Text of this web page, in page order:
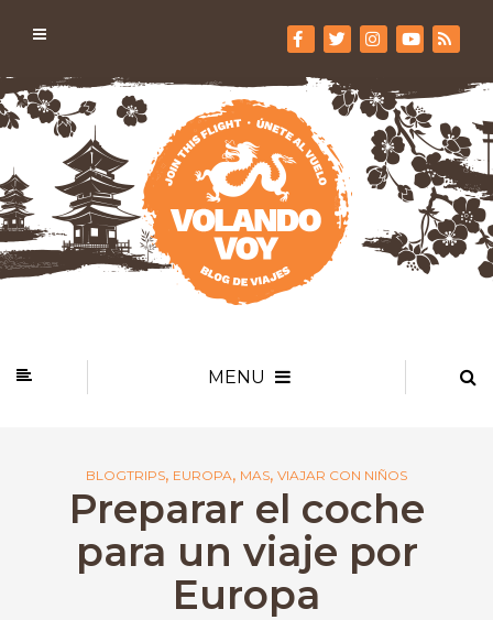
MENU
BLOGTRIPS, EUROPA, MAS, VIAJAR CON NIÑOS
Preparar el coche
para un viaje por
Europa